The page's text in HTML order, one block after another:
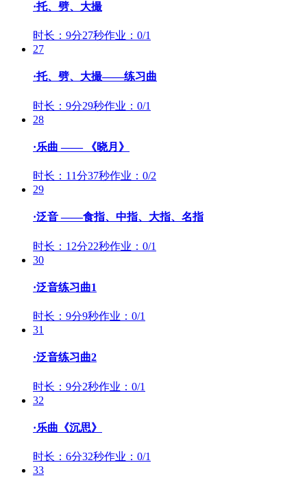
·托、劈、大撮
时长：9分27秒作业：0/1
27
·托、劈、大撮——练习曲
时长：9分29秒作业：0/1
28
·乐曲 —— 《晓月》
时长：11分37秒作业：0/2
29
·泛音 ——食指、中指、大指、名指
时长：12分22秒作业：0/1
30
·泛音练习曲1
时长：9分9秒作业：0/1
31
·泛音练习曲2
时长：9分2秒作业：0/1
32
·乐曲《沉思》
时长：6分32秒作业：0/1
33